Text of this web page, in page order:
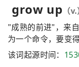
grow up （v.
"成熟的前进"，来
为一个命令，要变
该词起源时间：